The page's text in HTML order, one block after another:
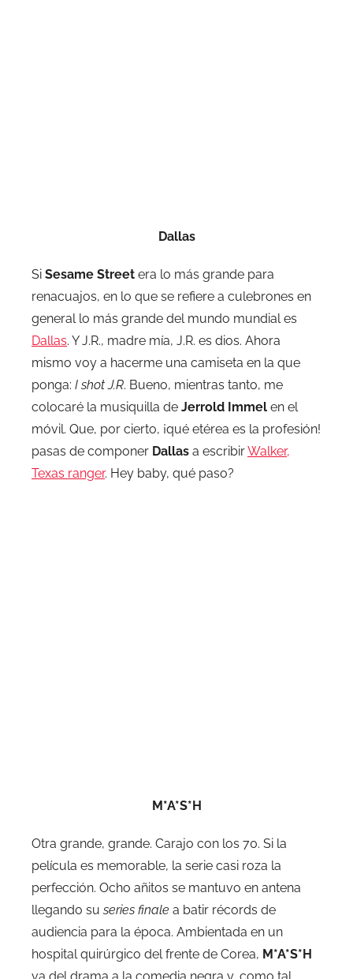
Dallas
Si Sesame Street era lo más grande para
renacuajos, en lo que se refiere a culebrones en
general lo más grande del mundo mundial es
Dallas. Y J.R., madre mía, J.R. es dios. Ahora
mismo voy a hacerme una camiseta en la que
ponga: I shot J.R. Bueno, mientras tanto, me
colocaré la musiquilla de Jerrold Immel en el
móvil. Que, por cierto, ¡qué etérea es la profesión!
pasas de componer Dallas a escribirWalker,
Texas ranger. Hey baby, qué paso?
M*A*S*H
Otra grande, grande. Carajo con los 70. Si la
película es memorable, la serie casi roza la
perfección. Ocho añitos se mantuvo en antena
llegando suseries finale a batir récords de
audiencia para la época. Ambientada en un
hospital quirúrgico del frente de Corea, M*A*S*H
va del drama a la comedia negra y, como tal,